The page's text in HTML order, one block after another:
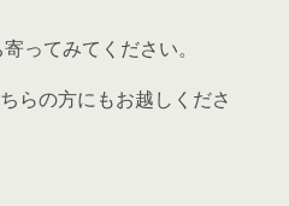
ってみてください。
らの方にもお越しくださ